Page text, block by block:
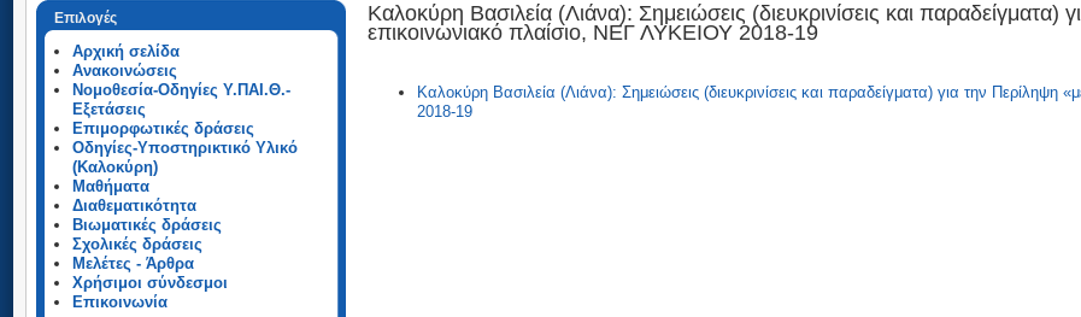
Επιλογές
Αρχική σελίδα
Ανακοινώσεις
Νομοθεσία-Οδηγίες Υ.ΠΑΙ.Θ.-
Εξετάσεις
Επιμορφωτικές δράσεις
Οδηγίες-Υποστηρικτικό Υλικό
(Καλοκύρη)
Μαθήματα
Διαθεματικότητα
Βιωματικές δράσεις
Σχολικές δράσεις
Μελέτες - Άρθρα
Χρήσιμοι σύνδεσμοι
Επικοινωνία
Καλοκύρη Βασιλεία (Λιάνα): Σημειώσεις (διευκρινίσεις και
επικοινωνιακό πλαίσιο, ΝΕΓ ΛΥΚΕΙΟΥ 2018-19
Καλοκύρη Βασιλεία (Λιάνα): Σημειώσεις (διευκρινίσεις και παραδείγματα) για την
2018-19